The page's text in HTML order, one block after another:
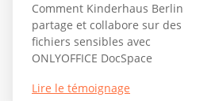
Comment Kinderhaus Berlin
partage et collabore sur des
fichiers sensibles avec
ONLYOFFICE DocSpace
Lire le témoignage